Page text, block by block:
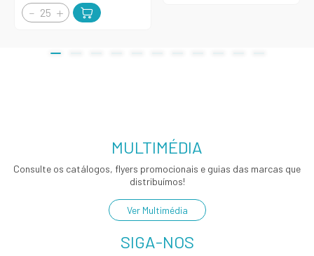
MULTIMÉDIA
Consulte os catálogos, flyers promocionais e guias das marcas que
distribuímos!
Ver Multimédia
SIGA-NOS